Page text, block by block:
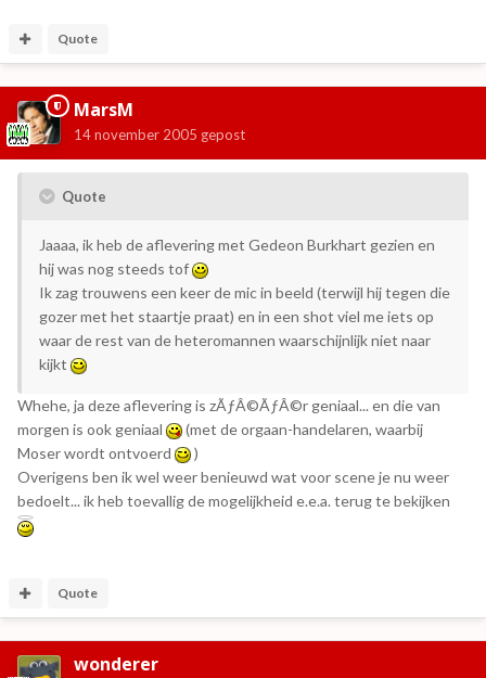
Quote
MarsM
14 november 2005 gepost
Quote
Jaaaa, ik heb de aflevering met Gedeon Burkhart gezien en
hij was nog steeds tof
Ik zag trouwens een keer de mic in beeld (terwijl hij tegen die
gozer met het staartje praat) en in een shot viel me iets op
waar de rest van de heteromannen waarschijnlijk niet naar
kijkt
Whehe, ja deze aflevering is zÃƒÂ©ÃƒÂ©r geniaal... en die van
morgen is ook geniaal
(met de orgaan-handelaren, waarbij
Moser wordt ontvoerd
)
Overigens ben ik wel weer benieuwd wat voor scene je nu weer
bedoelt... ik heb toevallig de mogelijkheid e.e.a. terug te bekijken
Quote
wonderer